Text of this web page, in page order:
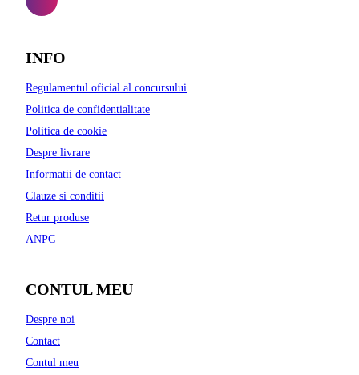
INFO
Regulamentul oficial al concursului
Politica de confidentialitate
Politica de cookie
Despre livrare
Informatii de contact
Clauze si conditii
Retur produse
ANPC
CONTUL MEU
Despre noi
Contact
Contul meu